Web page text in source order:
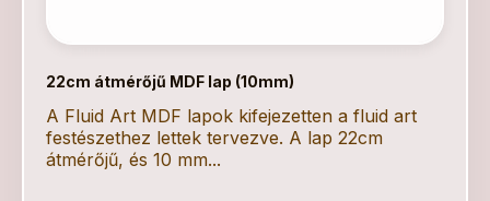
22cm átmérőjű MDF lap (10mm)
A Fluid Art MDF lapok kifejezetten a fluid art
festészethez lettek tervezve. A lap 22cm
átmérőjű, és 10 mm...